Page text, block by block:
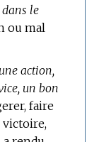
le
ou mal
action,
un bon
faire
victoire,